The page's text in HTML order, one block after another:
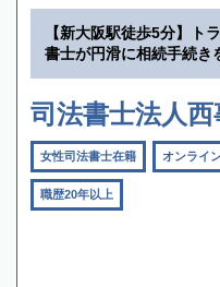
【新大阪駅徒歩5分】ト
書士が円滑に相続手続き
司法書士法人
女性司法書士在籍 オンライ
職歴20年以上